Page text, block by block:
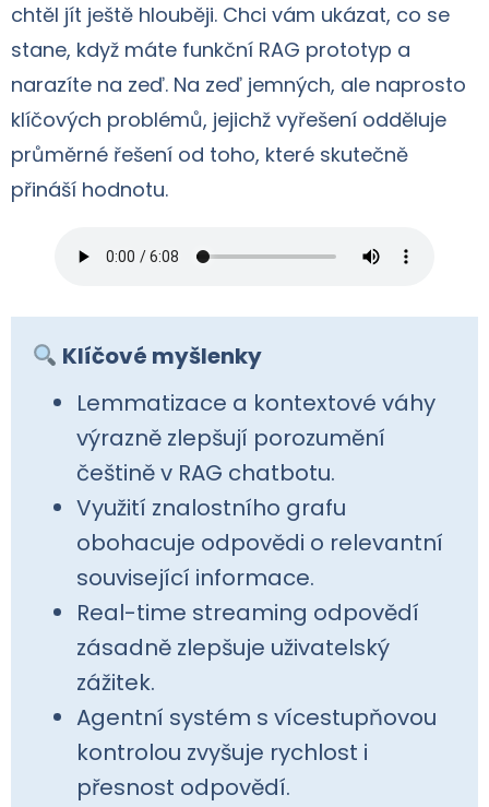
chtěl jít ještě hlouběji. Chci vám ukázat, co se
stane, když máte funkční RAG prototyp a
narazíte na zeď. Na zeď jemných, ale naprosto
klíčových problémů, jejichž vyřešení odděluje
průměrné řešení od toho, které skutečně
přináší hodnotu.
Klíčové myšlenky
Lemmatizace a kontextové váhy
výrazně zlepšují porozumění
češtině v RAG chatbotu.
Využití znalostního grafu
obohacuje odpovědi o relevantní
související informace.
Real-time streaming odpovědí
zásadně zlepšuje uživatelský
zážitek.
Agentní systém s vícestupňovou
kontrolou zvyšuje rychlost i
přesnost odpovědí.